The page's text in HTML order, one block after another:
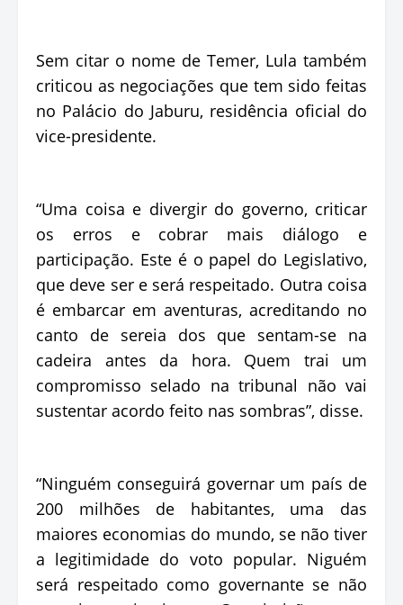
Sem citar o nome de Temer, Lula também
criticou as negociações que tem sido feitas
no Palácio do Jaburu, residência oficial do
vice-presidente.
“Uma coisa e divergir do governo, criticar
os erros e cobrar mais diálogo e
participação. Este é o papel do Legislativo,
que deve ser e será respeitado. Outra coisa
é embarcar em aventuras, acreditando no
canto de sereia dos que sentam-se na
cadeira antes da hora. Quem trai um
compromisso selado na tribunal não vai
sustentar acordo feito nas sombras”, disse.
“Ninguém conseguirá governar um país de
200 milhões de habitantes, uma das
maiores economias do mundo, se não tiver
a legitimidade do voto popular. Niguém
será respeitado como governante se não